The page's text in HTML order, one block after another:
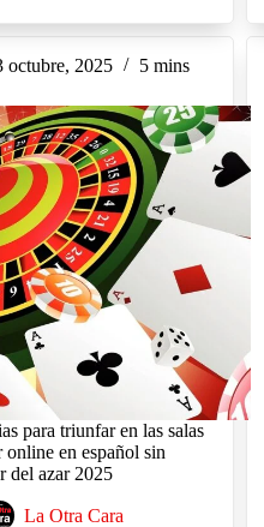
octubre, 2025 5 mins
para triunfar en las salas
online en español sin
del azar 2025
La Otra Cara